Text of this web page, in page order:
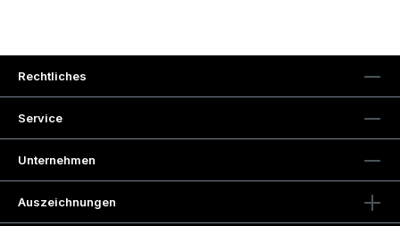
Rechtliches
Service
Unternehmen
Auszeichnungen